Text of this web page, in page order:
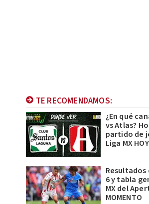
TE RECOMENDAMOS:
¿En qué
vs Atlas?
partido de
Liga MX HOY
Resultados
6 y tabla
MX del
MOMENTO